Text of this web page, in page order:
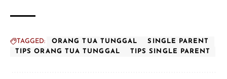
TAGGED: ORANG TUA TUNGGAL
SINGLE PARENT
TIPS ORANG TUA TUNGGAL
TIPS SINGLE PARENT